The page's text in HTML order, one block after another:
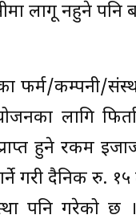
लागू नहुने पनि
फर्म/कम्पनी/
लागि
हुने रकम
गरी दैनिक रु.
पनि गरेको छ